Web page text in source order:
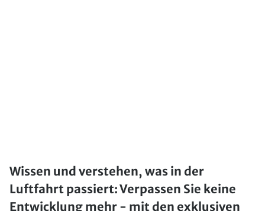
Wissen und verstehen, was in der
Luftfahrt passiert: Verpassen Sie keine
Entwicklung mehr - mit den exklusiven